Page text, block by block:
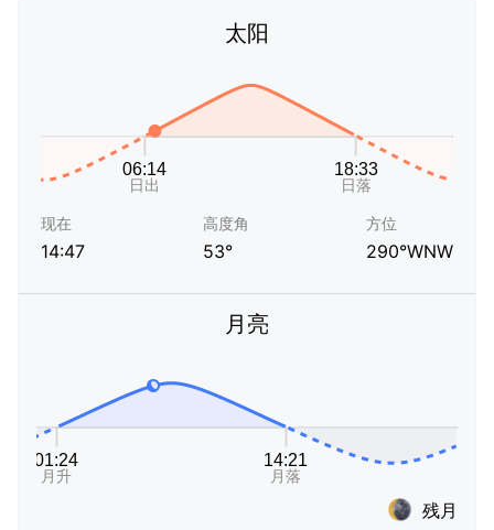
太阳
现在
14:47
高度角
53°
方位
290°WNW
月亮
残月